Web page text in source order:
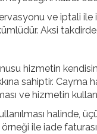
ve iptali
Aksi
hizmetin
sahiptir. Cayma
ve hizmetin
halinde,
ile iade